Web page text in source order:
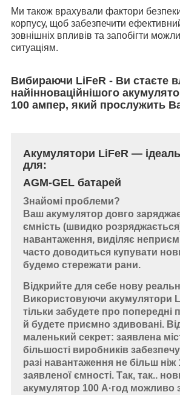
Ми також врахували фактори
корпусу, щоб забезпечити
зовнішніх впливів та запобігти
ситуаціям.
Вибираючи LiFeR - Ви стаєте
найінноваційнішого
100 ампер, який прослужить
Акумулятори LiFeR —
для:
AGM-GEL батарей
Знайомі проблеми?
Ваш акумулятор довго
ємність (швидко
навантаження, виділяє
часто доводиться купувати
будемо стережати рани.
Відкрийте для себе нову
Використовуючи акумулятори
тільки забудете про попередні
й будете приємно здивовані.
маленький секрет: заявлена
більшості виробників
разі навантаження не більш ніж
заявленої ємності. Так, так..
акумулятор 100 А·год можливо